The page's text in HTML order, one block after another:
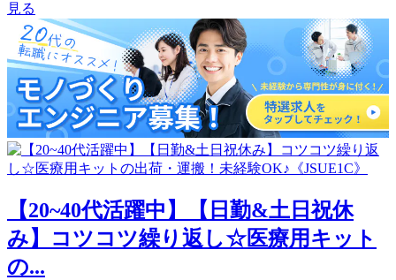
見る
【20~40代活躍中】【日勤&土日祝休
み】コツコツ繰り返し☆医療用キット
の...